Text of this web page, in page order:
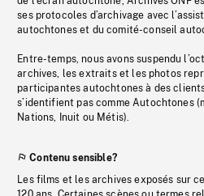
ses protocoles d’archivage avec
autochtones et du comité-conseil
Entre-temps, nous avons suspendu
archives, les extraits et les photos
participantes autochtones à des
s’identifient pas comme Autochtones
Nations, Inuit ou Métis).
Contenu sensible?
Les films et les archives exposés sur